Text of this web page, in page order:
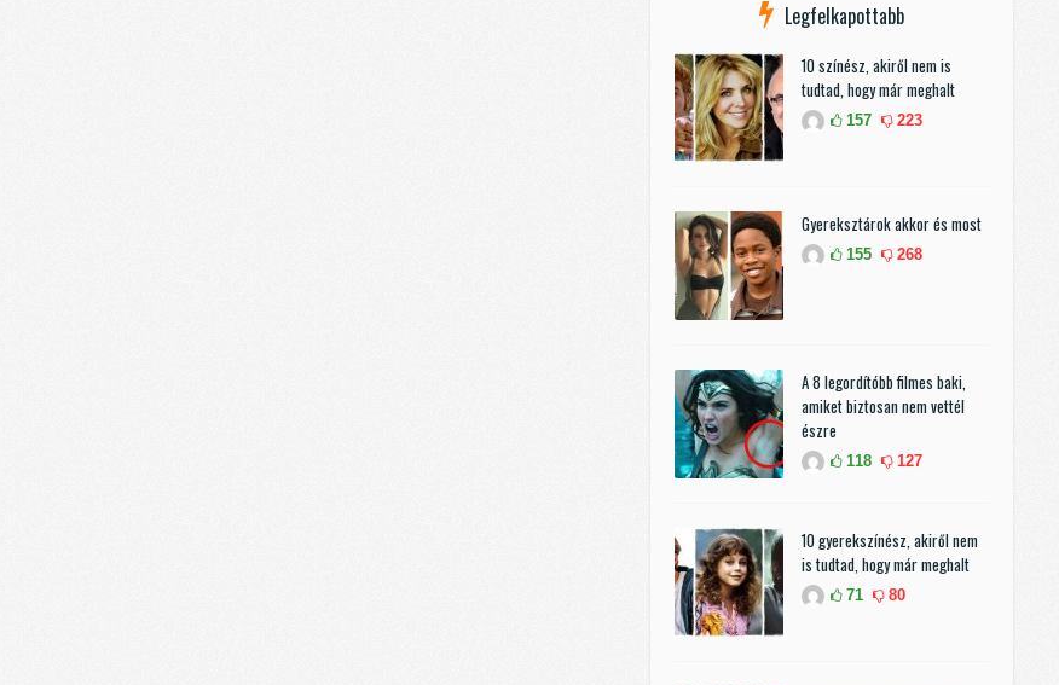
Legfelkapottabb
10 színész, akiről nem is
tudtad, hogy már meghalt
157 223
Gyereksztárok akkor és most
155 268
A 8 legordítóbb filmes baki,
amiket biztosan nem vettél
észre
118 127
10 gyerekszínész, akiről nem
is tudtad, hogy már meghalt
71 80